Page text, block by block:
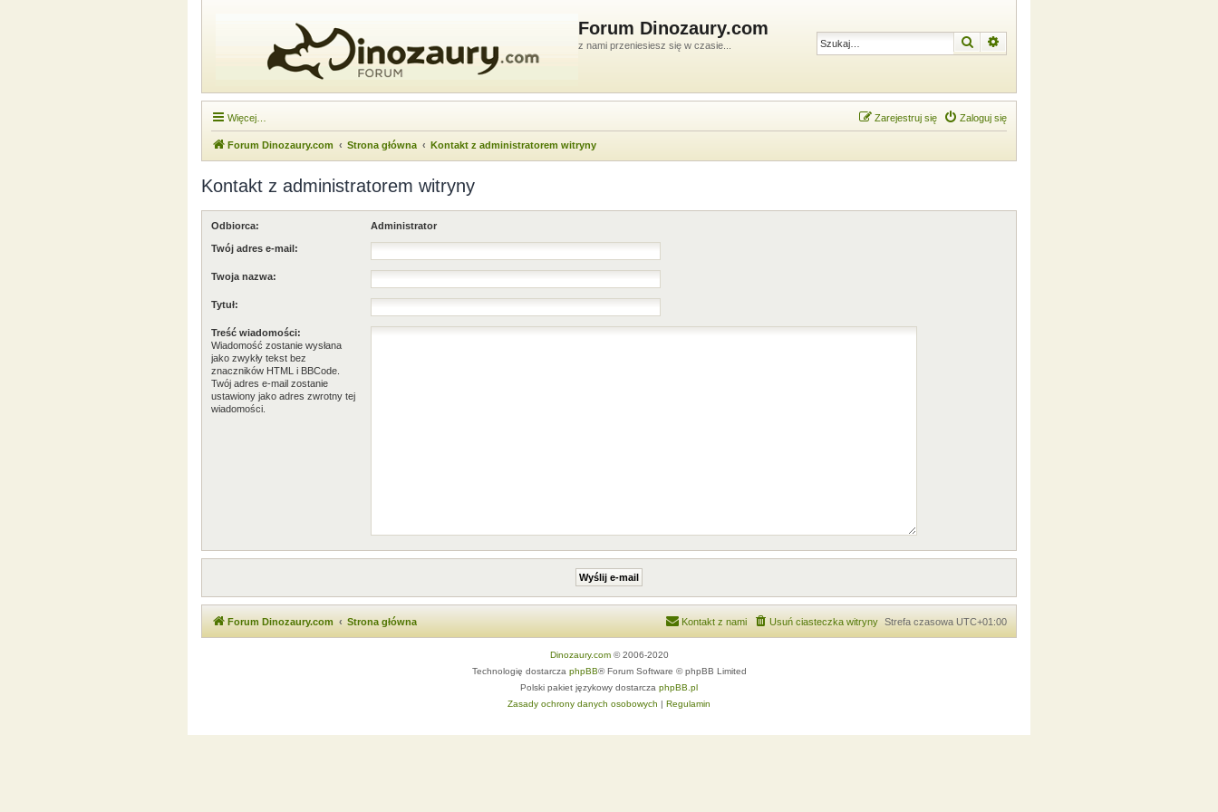
Forum Dinozaury.com
z nami przeniesiesz się w czasie... Szukaj
Więcej… Zaloguj się
Zarejestruj się
Forum Dinozaury.com Strona główna Kontakt z administratorem witryny
Kontakt z administratorem witryny
Odbiorca: Administrator
Twój adres e-mail:
Twoja nazwa:
Tytuł:
Treść wiadomości:
Wiadomość zostanie wysłana
jako zwykły tekst bez
znaczników HTML i BBCode.
Twój adres e-mail zostanie
ustawiony jako adres zwrotny tej
wiadomości.
Forum Dinozaury.com Strona główna Strefa czasowa UTC+01:00
Usuń ciasteczka witryny
Kontakt z nami
Dinozaury.com© 2006-2020
Technologię dostarcza phpBB® Forum Software © phpBB Limited
Polski pakiet językowy dostarcza phpBB.pl
Zasady ochrony danych osobowych | Regulamin